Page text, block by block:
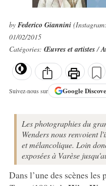
by Federico Giannini(Instagram:
01/02/2015
Catégories: Œuvres et artistes/
Suivez-nous sur Google
Les photographies du
Wenders nous renvoient
et mélancolique. Loin
exposées à Varèse
Dans l’une des scènes